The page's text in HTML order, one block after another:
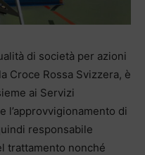
di società per azioni
Croce Rossa Svizzera, è
ai Servizi
l’approvvigionamento di
responsabile
trattamento nonché